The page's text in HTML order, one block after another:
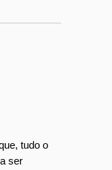
tudo o
ser